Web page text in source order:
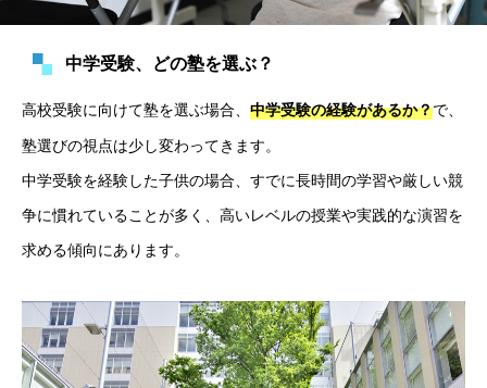
中学受験、どの塾を選ぶ？
高校受験に向けて塾を選ぶ場合、 中学受験の経験があるか？で、
塾選びの視点は少し変わってきます。
中学受験を経験した子供の場合、すでに長時間の学習や厳しい競
争に慣れていることが多く、高いレベルの授業や実践的な演習を
求める傾向にあります。